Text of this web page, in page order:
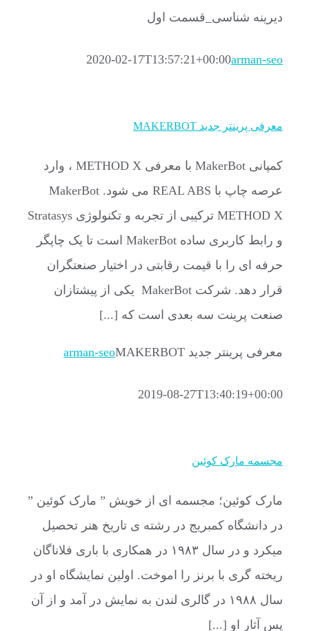
دیرینه شناسی_قسمت اول
arman-seo
2020-02-17T13:57:21+00:00
معرفی پرینتر جدید MAKERBOT
کمپانی MakerBot با معرفی METHOD X ، وارد
عرصه چاپ با REAL ABS می شود. MakerBot
METHOD X ترکیبی از تجربه و تکنولوژی Stratasys
و رابط کاربری ساده MakerBot است تا یک چاپگر
حرفه ای را با قیمت رقابتی در اختیار صنعتگران
قرار دهد. شرکت MakerBot یکی از پیشتازان
صنعت پرینت سه بعدی است که [...]
معرفی پرینتر جدید MAKERBOT arman-seo
2019-08-27T13:40:19+00:00
مجسمه مارک کوئین
مارک کوئین؛ مجسمه ای از خویش ” مارک کوئین ”
در دانشگاه کمبریج در رشته ی تاریخ هنر تحصیل
میکرد و در سال ۱۹۸۳ در همکاری با باری فلاناگان
ریخته گری با برنز را اموخت. اولین نمایشگاه او در
سال ۱۹۸۸ در گالری لندن به نمایش در آمد و از آن
پس آثار او [...]